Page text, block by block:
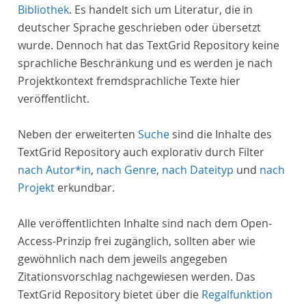
Bibliothek. Es handelt sich um Literatur, die in
deutscher Sprache geschrieben oder übersetzt
wurde. Dennoch hat das TextGrid Repository keine
sprachliche Beschränkung und es werden je nach
Projektkontext fremdsprachliche Texte hier
veröffentlicht.
Neben der erweiterten Suche sind die Inhalte des
TextGrid Repository auch explorativ durch Filter
nach Autor*in, nach Genre, nach Dateityp und nach
Projekt erkundbar.
Alle veröffentlichten Inhalte sind nach dem Open-
Access-Prinzip frei zugänglich, sollten aber wie
gewöhnlich nach dem jeweils angegeben
Zitationsvorschlag nachgewiesen werden. Das
TextGrid Repository bietet über die Regalfunktion